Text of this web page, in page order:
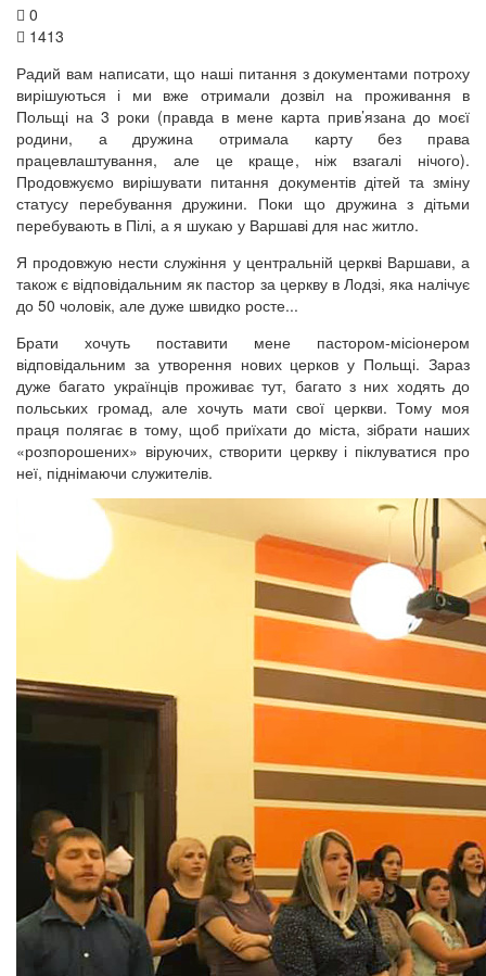
0
1413
Радий вам написати, що наші питання з документами потроху
вирішуються і ми вже отримали дозвіл на проживання в
Польщі на 3 роки (правда в мене карта прив’язана до моєї
родини, а дружина отримала карту без права
працевлаштування, але це краще, ніж взагалі нічого).
Продовжуємо вирішувати питання документів дітей та зміну
статусу перебування дружини. Поки що дружина з дітьми
перебувають в Пілі, а я шукаю у Варшаві для нас житло.
Я продовжую нести служіння у центральній церкві Варшави, а
також є відповідальним як пастор за церкву в Лодзі, яка налічує
до 50 чоловік, але дуже швидко росте...
Брати хочуть поставити мене пастором-місіонером
відповідальним за утворення нових церков у Польщі. Зараз
дуже багато українців проживає тут, багато з них ходять до
польських громад, але хочуть мати свої церкви. Тому моя
праця полягає в тому, щоб приїхати до міста, зібрати наших
«розпорошених» віруючих, створити церкву і піклуватися про
неї, піднімаючи служителів.